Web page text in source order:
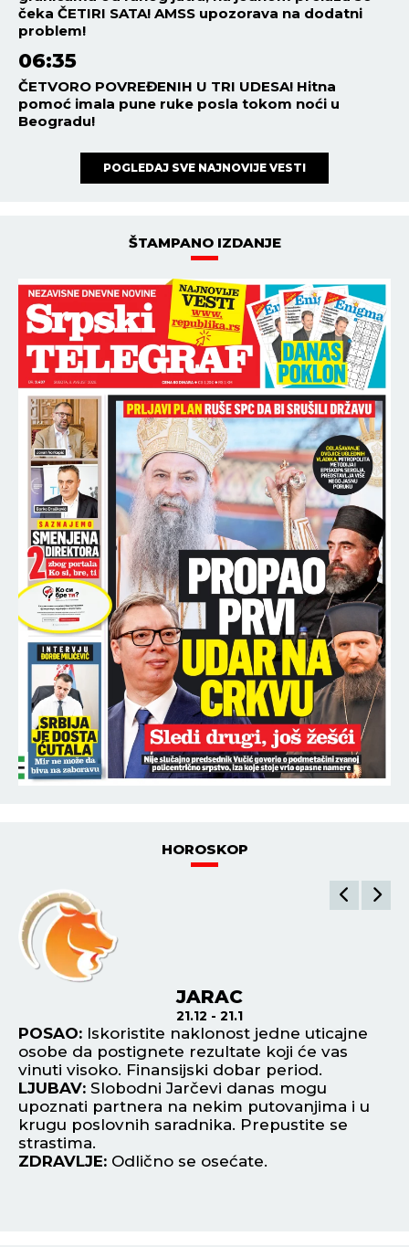
čeka ČETIRI SATA! AMSS upozorava na dodatni
problem!
06:35
ČETVORO POVREĐENIH U TRI UDESA! Hitna
pomoć imala pune ruke posla tokom noći u
Beogradu!
POGLEDAJ SVE NAJNOVIJE VESTI
ŠTAMPANO IZDANJE
HOROSKOP
JARAC
21.12 - 21.1
POSAO: Iskoristite naklonost jedne uticajne
osobe da postignete rezultate koji će vas
vinuti visoko. Finansijski dobar period.
LJUBAV: Slobodni Jarčevi danas mogu
upoznati partnera na nekim putovanjima i u
krugu poslovnih saradnika. Prepustite se
strastima.
ZDRAVLJE: Odlično se osećate.